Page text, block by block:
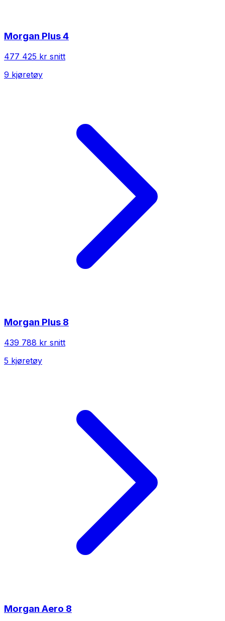
Morgan Plus 4
477 425 kr snitt
9 kjøretøy
Morgan Plus 8
439 788 kr snitt
5 kjøretøy
Morgan Aero 8